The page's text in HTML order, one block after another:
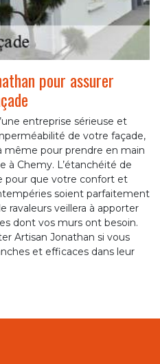
pour assurer
entreprise sérieuse et
de votre façade,
même pour prendre en main
à Chemy. L’étanchéité de
pour que votre confort et
soient parfaitement
ravaleurs veillera à apporter
dont vos murs ont besoin.
Artisan Jonathan si vous
et efficaces dans leur